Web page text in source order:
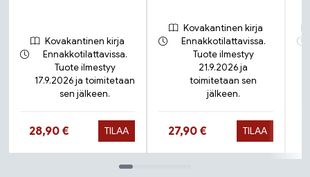
Kovakantinen kirja
Ennakkotilattavissa.
Tuote ilmestyy
17.9.2026 ja toimitetaan
sen jälkeen.
Hinta nyt
28,90 € TILAA
Kovakantinen kirja
Ennakkotilattavissa.
Tuote ilmestyy
21.9.2026 ja
toimitetaan sen
jälkeen.
Hinta nyt
27,90 € TILAA